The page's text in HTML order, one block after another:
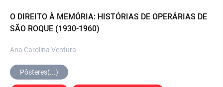
O DIREITO À MEMÓRIA: HISTÓRIAS DE OPERÁRIAS DE
SÃO ROQUE (1930-1960)
Ana Carolina Ventura
Pôsteres(...)